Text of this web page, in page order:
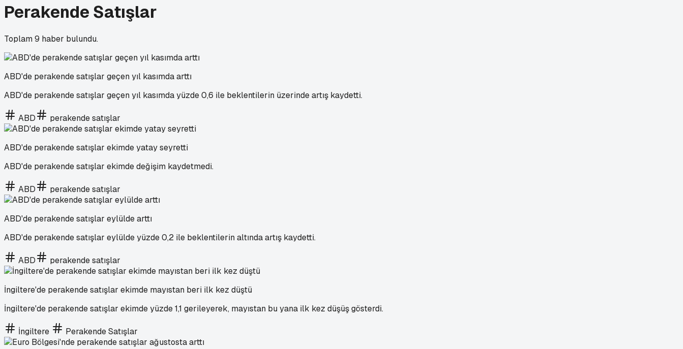
Perakende Satışlar
Toplam9 haber bulundu.
ABD'de perakende satışlar geçen yıl kasımda arttı
ABD'de perakende satışlar geçen yıl kasımda yüzde 0,6 ile beklentilerin üzerinde artış kaydetti.
ABD perakende satışlar
ABD'de perakende satışlar ekimde yatay seyretti
ABD'de perakende satışlar ekimde değişim kaydetmedi.
ABD perakende satışlar
ABD'de perakende satışlar eylülde arttı
ABD'de perakende satışlar eylülde yüzde 0,2 ile beklentilerin altında artış kaydetti.
ABD perakende satışlar
İngiltere'de perakende satışlar ekimde mayıstan beri ilk kez düştü
İngiltere'de perakende satışlar ekimde yüzde 1,1 gerileyerek, mayıstan bu yana ilk kez düşüş gösterdi.
İngiltere Perakende Satışlar